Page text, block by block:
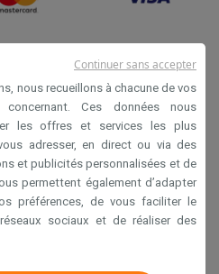
de vente
nous recueillons à chacune de vos
Ces données nous
les offres et services les plus
adresser, en direct ou via des
et publicités personnalisées et de
permettent également d’adapter
préférences, de vous faciliter le
sociaux et de réaliser des
Continuer sans accepter